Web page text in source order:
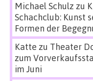
Michael Schulz zu
Schachclub: Kunst
Formen der
Katte zu Theater
zum
im Juni